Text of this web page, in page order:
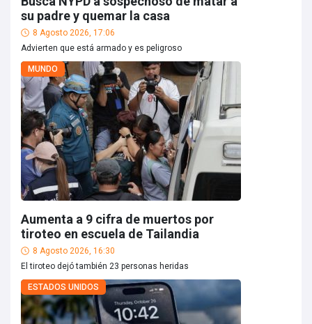
su padre y quemar la casa
8 Agosto 2026, 17:06
Advierten que está armado y es peligroso
MUNDO
Aumenta a 9 cifra de muertos por
tiroteo en escuela de Tailandia
8 Agosto 2026, 16:30
El tiroteo dejó también 23 personas heridas
ESTADOS UNIDOS